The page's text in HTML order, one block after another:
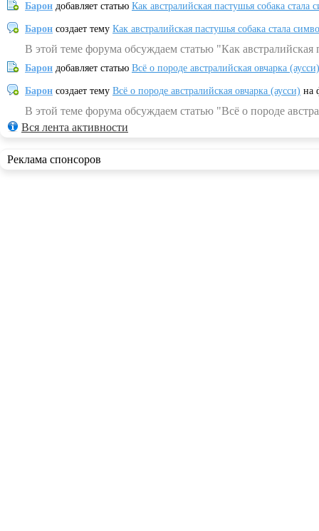
Барон добавляет статью Как австралийская пастушья собака
Барон создает тему Как австралийская пастушья собака стала
В этой теме форума обсуждаем статью "Как
Барон добавляет статью Всё о породе австралийская овчарка (аусси)
Барон создает тему Всё о породе австралийская овчарка (аусси) на
В этой теме форума обсуждаем статью "Всё о породе
Вся лента активности
Реклама спонсоров